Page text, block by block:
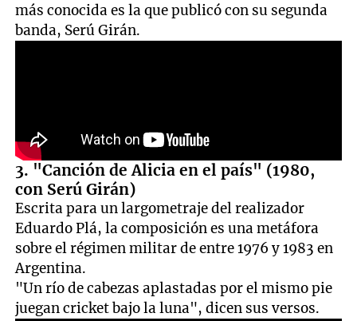
más conocida es la que publicó con su segunda
banda, Serú Girán.
3. "Canción de Alicia en el país" (1980,
con Serú Girán)
Escrita para un largometraje del realizador
Eduardo Plá, la composición es una metáfora
sobre el régimen militar de entre 1976 y 1983 en
Argentina.
"Un río de cabezas aplastadas por el mismo pie
juegan cricket bajo la luna", dicen sus versos.